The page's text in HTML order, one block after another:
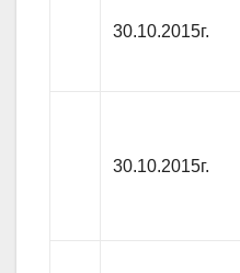
30.10.2015г.
30.10.2015г.